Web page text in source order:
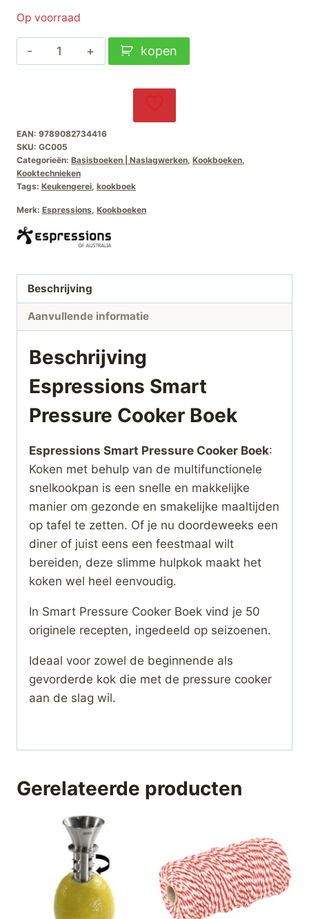
Op voorraad
Espressions
Smart
aantal
kopen
EAN: 9789082734416
SKU: GC005
Categorieën: Basisboeken | Naslagwerken, Kookboeken,
Kooktechnieken
Tags: Keukengerei, kookboek
Merk: Espressions, Kookboeken
Beschrijving
Aanvullende informatie
Beschrijving
Espressions Smart
Pressure Cooker Boek
Espressions Smart Pressure Cooker Boek:
Koken met behulp van de multifunctionele
snelkookpan is een snelle en makkelijke
manier om gezonde en smakelijke maaltijden
op tafel te zetten. Of je nu doordeweeks een
diner of juist eens een feestmaal wilt
bereiden, deze slimme hulpkok maakt het
koken wel heel eenvoudig.
In Smart Pressure Cooker Boek vind je 50
originele recepten, ingedeeld op seizoenen.
Ideaal voor zowel de beginnende als
gevorderde kok die met de pressure cooker
aan de slag wil.
Gerelateerde producten